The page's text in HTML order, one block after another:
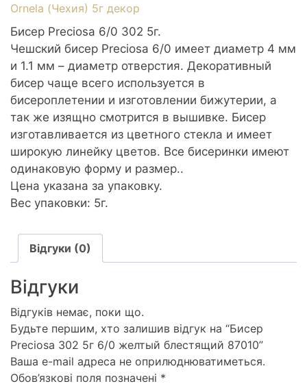
6/0
желтый
блестящий
87010
кількість
Ornela (Чехия) 5г декор
Бисер Preciosa 6/0 302 5г.
Чешский бисер Preciosa 6/0 имеет диаметр 4 мм
и 1.1 мм – диаметр отверстия. Декоративный
бисер чаще всего используется в
бисероплетении и изготовлении бижутерии, а
так же изящно смотрится в вышивке. Бисер
изготавливается из цветного стекла и имеет
широкую линейку цветов. Все бисеринки имеют
одинаковую форму и размер..
Цена указана за упаковку.
Вес упаковки: 5г.
Відгуки (0)
Відгуки
Відгуків немає, поки що.
Будьте першим, хто залишив відгук на “Бисер
Preciosa 302 5г 6/0 желтый блестящий 87010”
Ваша e-mail адреса не оприлюднюватиметься.
Обов’язкові поля позначені *